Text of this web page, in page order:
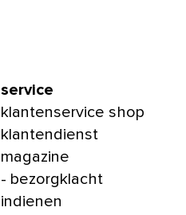
service
klantenservice shop
klantendienst
magazine
- bezorgklacht
indienen